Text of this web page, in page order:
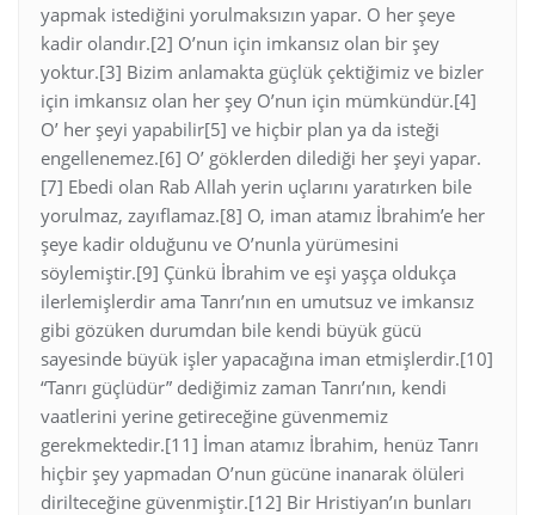
yapmak istediğini yorulmaksızın yapar. O her şeye
kadir olandır.[2] O’nun için imkansız olan bir şey
yoktur.[3] Bizim anlamakta güçlük çektiğimiz ve bizler
için imkansız olan her şey O’nun için mümkündür.[4]
O’ her şeyi yapabilir[5] ve hiçbir plan ya da isteği
engellenemez.[6] O’ göklerden dilediği her şeyi yapar.
[7] Ebedi olan Rab Allah yerin uçlarını yaratırken bile
yorulmaz, zayıflamaz.[8] O, iman atamız İbrahim’e her
şeye kadir olduğunu ve O’nunla yürümesini
söylemiştir.[9] Çünkü İbrahim ve eşi yaşça oldukça
ilerlemişlerdir ama Tanrı’nın en umutsuz ve imkansız
gibi gözüken durumdan bile kendi büyük gücü
sayesinde büyük işler yapacağına iman etmişlerdir.[10]
“Tanrı güçlüdür” dediğimiz zaman Tanrı’nın, kendi
vaatlerini yerine getireceğine güvenmemiz
gerekmektedir.[11] İman atamız İbrahim, henüz Tanrı
hiçbir şey yapmadan O’nun gücüne inanarak ölüleri
dirilteceğine güvenmiştir.[12] Bir Hristiyan’ın bunları